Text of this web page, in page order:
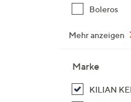
Boleros
Mehr anzeigen
Marke
KILIAN